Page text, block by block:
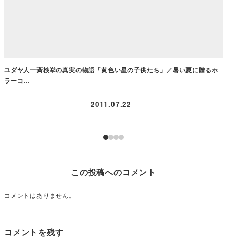
ユダヤ人一斉検挙の真実の物語「黄色い星の子供たち」／暑い夏に贈るホ
ラーコ…
2011.07.22
この投稿へのコメント
コメントはありません。
コメントを残す